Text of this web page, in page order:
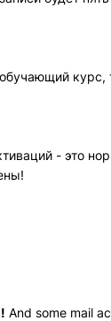
курс,
- это
And some mail